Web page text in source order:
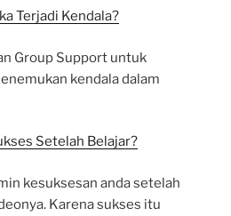
Terjadi Kendala?
Group Support untuk
kendala dalam
Setelah Belajar?
kesuksesan anda setelah
Karena sukses itu